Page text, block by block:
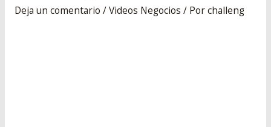
Deja un comentario /Videos Negocios / Porchalleng